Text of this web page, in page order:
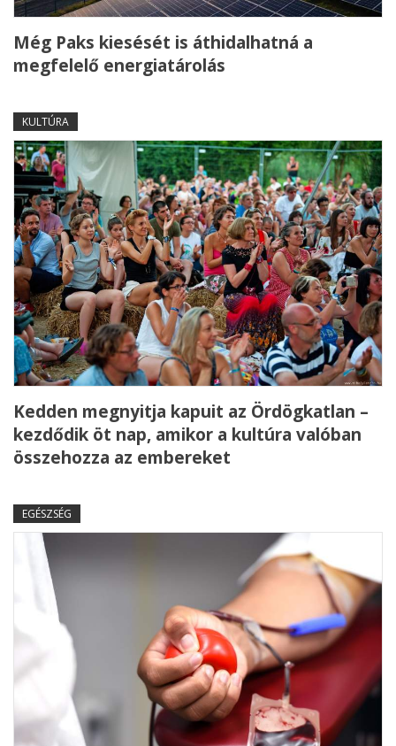
Még Paks kiesését is áthidalhatná a
megfelelő energiatárolás
KULTÚRA
Kedden megnyitja kapuit az Ördögkatlan –
kezdődik öt nap, amikor a kultúra valóban
összehozza az embereket
EGÉSZSÉG